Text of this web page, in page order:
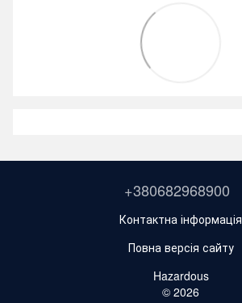
+380682968900
Контактна інформація
Повна версія сайту
Hazardous
© 2026